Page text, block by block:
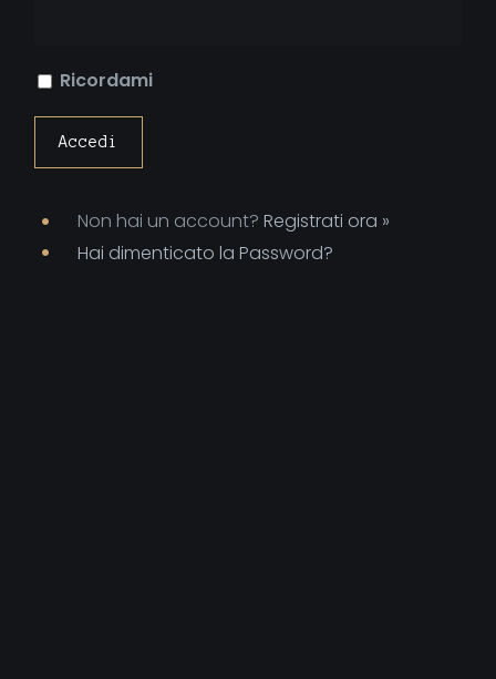
Ricordami
Non hai un account?Registrati ora »
Hai dimenticato la Password?